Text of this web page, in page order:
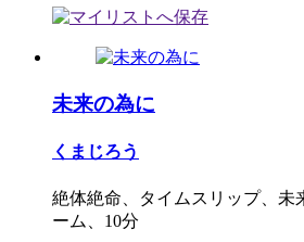
未来の為に
くまじろう
絶体絶命、タイムスリップ、未
ーム、10分